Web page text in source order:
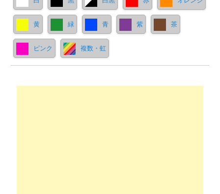
黄 緑 青 紫 茶
ピンク 複数・虹